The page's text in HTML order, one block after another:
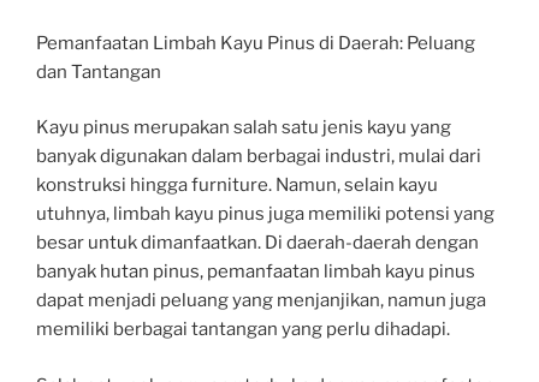
Pemanfaatan Limbah Kayu Pinus di Daerah: Peluang
dan Tantangan
Kayu pinus merupakan salah satu jenis kayu yang
banyak digunakan dalam berbagai industri, mulai dari
konstruksi hingga furniture. Namun, selain kayu
utuhnya, limbah kayu pinus juga memiliki potensi yang
besar untuk dimanfaatkan. Di daerah-daerah dengan
banyak hutan pinus, pemanfaatan limbah kayu pinus
dapat menjadi peluang yang menjanjikan, namun juga
memiliki berbagai tantangan yang perlu dihadapi.